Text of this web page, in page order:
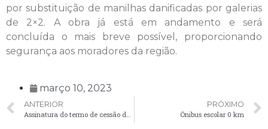
por substituição de manilhas danificadas por galerias
de 2×2. A obra já está em andamento e será
concluída o mais breve possível, proporcionando
segurança aos moradores da região.
março 10, 2023
ANTERIOR
Assinatura do termo de cessão de um espaço à ASVEC
PRÓXIMO
Ônibus escolar 0 km